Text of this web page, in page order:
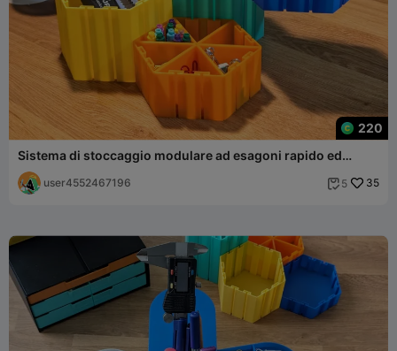
220
Sistema di stoccaggio modulare ad esagoni rapido ed
economico
user4552467196  5 35